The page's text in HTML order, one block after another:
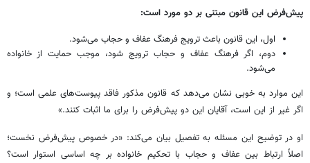
پیش‌فرض این قانون مبتنی بر دو مورد است:
اول، این قانون باعث ترویج فرهنگ عفاف و حجاب می‌شود.
دوم، اگر فرهنگ عفاف و حجاب ترویج شود، موجب حمایت از خانواده
می‌شود.
این موارد به خوبی نشان می‌دهد که قانون مذکور فاقد پیوست‌‎های علمی است؛ و
اگر غیر از این است، آقایان این دو پیش‌فرض را برای ما اثبات کنند.»
او در توضیح این مسئله به تفصیل بیان می‌کند: «در خصوص پیش‌فرض نخست؛
اصلاً ارتباط بین عفاف و حجاب با تحکیم خانواده بر چه اساسی استوار است؟